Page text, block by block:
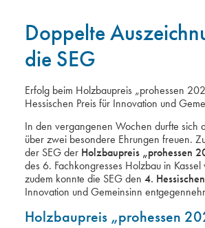
Doppelte
die SEG
Erfolg beim Holzbaupreis „prohessen
Hessischen Preis für Innovation und
In den vergangenen Wochen durfte sich
über zwei besondere Ehrungen freuen.
der SEG der Holzbaupreis „prohessen
des 6. Fachkongresses Holzbau in
zudem konnte die SEG den 4.
Innovation und Gemeinsinn
Holzbaupreis „prohessen